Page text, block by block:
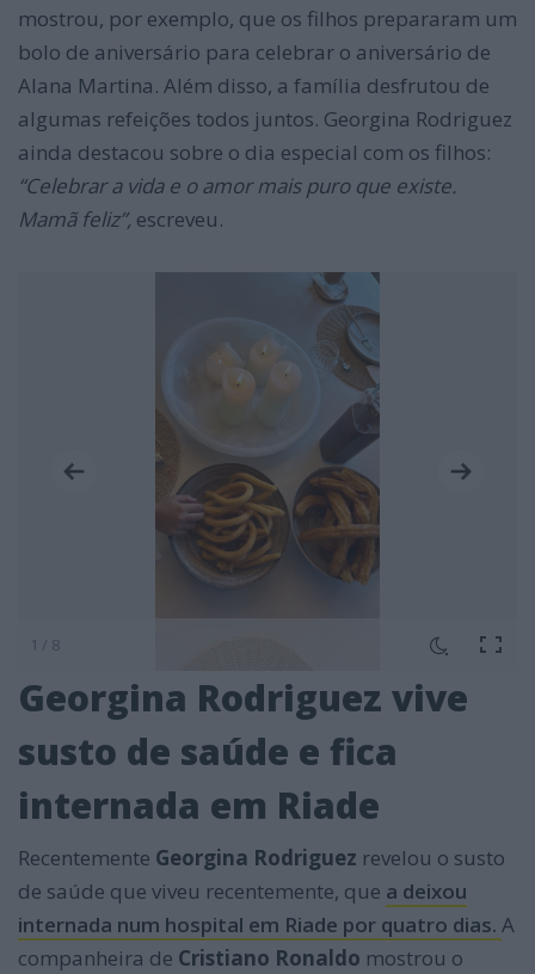
mostrou, por exemplo, que os filhos prepararam um
bolo de aniversário para celebrar o aniversário de
Alana Martina. Além disso, a família desfrutou de
algumas refeições todos juntos. Georgina Rodriguez
ainda destacou sobre o dia especial com os filhos:
“Celebrar a vida e o amor mais puro que existe.
Mamã feliz”, escreveu.
1 / 8
Georgina Rodriguez vive
susto de saúde e fica
internada em Riade
Recentemente Georgina Rodriguez revelou o susto
de saúde que viveu recentemente, que a deixou
internada num hospital em Riade por quatro dias. A
companheira de Cristiano Ronaldo mostrou o